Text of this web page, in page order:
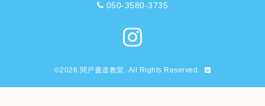
050-3580-3735
©2026 関戸書道教室. All Rights Reserved.